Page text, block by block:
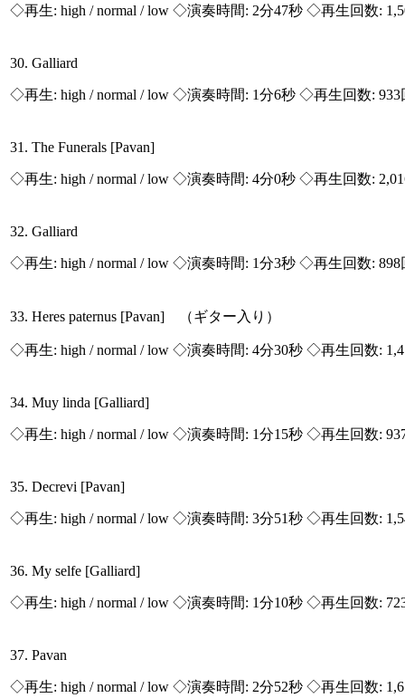
◇再生: high / normal / low ◇演奏時間: 2分47秒 ◇再生回数:
30. Galliard
◇再生: high / normal / low ◇演奏時間: 1分6秒 ◇再生回数:
31. The Funerals [Pavan]
◇再生: high / normal / low ◇演奏時間: 4分0秒 ◇再生回数:
32. Galliard
◇再生: high / normal / low ◇演奏時間: 1分3秒 ◇再生回数:
33. Heres paternus [Pavan] （ギター入り）
◇再生: high / normal / low ◇演奏時間: 4分30秒 ◇再生回数:
34. Muy linda [Galliard]
◇再生: high / normal / low ◇演奏時間: 1分15秒 ◇再生回数:
35. Decrevi [Pavan]
◇再生: high / normal / low ◇演奏時間: 3分51秒 ◇再生回数:
36. My selfe [Galliard]
◇再生: high / normal / low ◇演奏時間: 1分10秒 ◇再生回数:
37. Pavan
◇再生: high / normal / low ◇演奏時間: 2分52秒 ◇再生回数: